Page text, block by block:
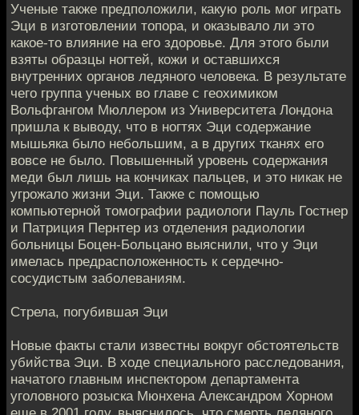
Ученые также предположили, какую роль мог играть
Эци в изготовлении топора, и оказывало ли это
какое-то влияние на его здоровье. Для этого были
взяты образцы ногтей, кожи и оставшихся
внутренних органов ледяного человека. В результате
чего группа ученых во главе с геохимиком
Вольфгангом Мюллером из Университета Лондона
пришла к выводу, что в ногтях Эци содержание
мышьяка было небольшим, а в других тканях его
вовсе не было. Повышенный уровень содержания
меди был лишь на кончиках пальцев, и это никак не
угрожало жизни Эци. Также с помощью
компьютерной томографии радиологи Пауль Гостнер
и Патриция Пернтер из отделения радиологии
больницы Боцен-Больцано выяснили, что у Эци
имелась предрасположенность к сердечно-
сосудистым заболеваниям.
Стрела, погубившая Эци
Новые факты стали известны вокруг обстоятельств
убийства Эци. В ходе специального расследования,
начатого главным инспектором департамента
уголовного розыска Мюнхена Александром Хорном